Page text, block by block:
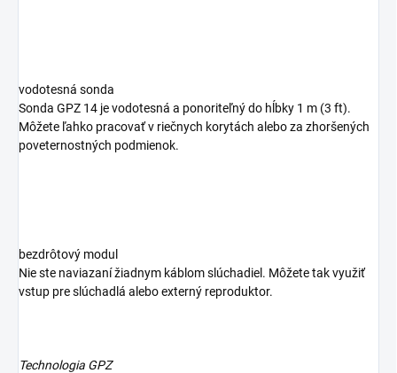
vodotesná sonda
Sonda GPZ 14 je vodotesná a ponoriteľný do hĺbky 1 m (3 ft).
Môžete ľahko pracovať v riečnych korytách alebo za zhoršených
poveternostných podmienok.
bezdrôtový modul
Nie ste naviazaní žiadnym káblom slúchadiel. Môžete tak využiť
vstup pre slúchadlá alebo externý reproduktor.
Technologia GPZ